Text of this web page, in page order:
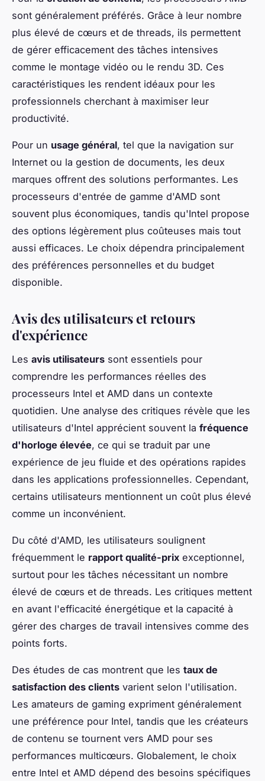
sont généralement préférés. Grâce à leur nombre
plus élevé de cœurs et de threads, ils permettent
de gérer efficacement des tâches intensives
comme le montage vidéo ou le rendu 3D. Ces
caractéristiques les rendent idéaux pour les
professionnels cherchant à maximiser leur
productivité.
Pour un usage général, tel que la navigation sur
Internet ou la gestion de documents, les deux
marques offrent des solutions performantes. Les
processeurs d'entrée de gamme d'AMD sont
souvent plus économiques, tandis qu'Intel propose
des options légèrement plus coûteuses mais tout
aussi efficaces. Le choix dépendra principalement
des préférences personnelles et du budget
disponible.
Avis des utilisateurs et retours
d'expérience
Les avis utilisateurs sont essentiels pour
comprendre les performances réelles des
processeurs Intel et AMD dans un contexte
quotidien. Une analyse des critiques révèle que les
utilisateurs d'Intel apprécient souvent la fréquence
d'horloge élevée, ce qui se traduit par une
expérience de jeu fluide et des opérations rapides
dans les applications professionnelles. Cependant,
certains utilisateurs mentionnent un coût plus élevé
comme un inconvénient.
Du côté d'AMD, les utilisateurs soulignent
fréquemment le rapport qualité-prix exceptionnel,
surtout pour les tâches nécessitant un nombre
élevé de cœurs et de threads. Les critiques mettent
en avant l'efficacité énergétique et la capacité à
gérer des charges de travail intensives comme des
points forts.
Des études de cas montrent que les taux de
satisfaction des clients varient selon l'utilisation.
Les amateurs de gaming expriment généralement
une préférence pour Intel, tandis que les créateurs
de contenu se tournent vers AMD pour ses
performances multicœurs. Globalement, le choix
entre Intel et AMD dépend des besoins spécifiques